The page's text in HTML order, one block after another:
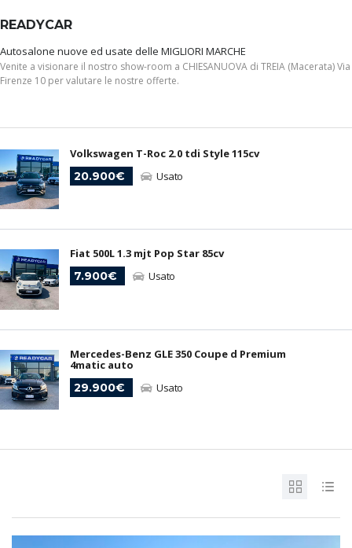
READYCAR
Autosalone nuove ed usate delle MIGLIORI MARCHE
Venite a visionare il nostro show-room a CHIESANUOVA di TREIA (Macerata) Via
Firenze 10 per valutare le nostre offerte.
Volkswagen T-Roc 2.0 tdi Style 115cv
20.900€
Usato
Fiat 500L 1.3 mjt Pop Star 85cv
7.900€
Usato
Mercedes-Benz GLE 350 Coupe d Premium
4matic auto
29.900€
Usato